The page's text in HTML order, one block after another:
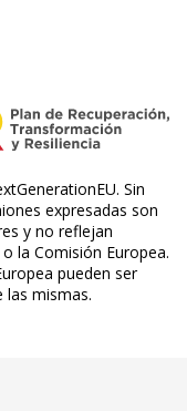
Sin
expresadas son
y no reflejan
la Comisión Europea.
pueden ser
las mismas.